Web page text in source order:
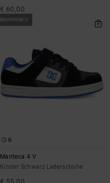
€ 60,00
BRANDNEU
6
Manteca 4 V
Kinder Schwarz Lederschuhe